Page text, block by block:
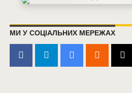
МИ У СОЦІАЛЬНИХ МЕРЕЖАХ